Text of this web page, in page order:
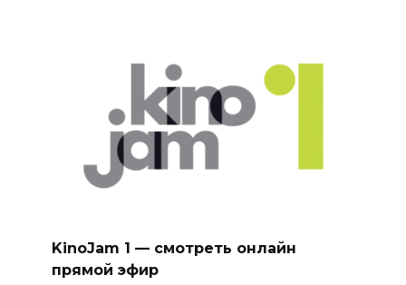
KinoJam 1 — смотреть онлайн
прямой эфир